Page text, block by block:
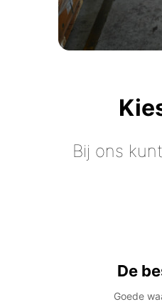
Bij ons
De
Goede